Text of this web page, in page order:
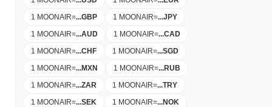
1 MOONAIR=...GBP 1 MOONAIR=...JPY
1 MOONAIR=...AUD 1 MOONAIR=...CAD
1 MOONAIR=...CHF 1 MOONAIR=...SGD
1 MOONAIR=...MXN 1 MOONAIR=...RUB
1 MOONAIR=...ZAR 1 MOONAIR=...TRY
1 MOONAIR=...SEK 1 MOONAIR=...NOK